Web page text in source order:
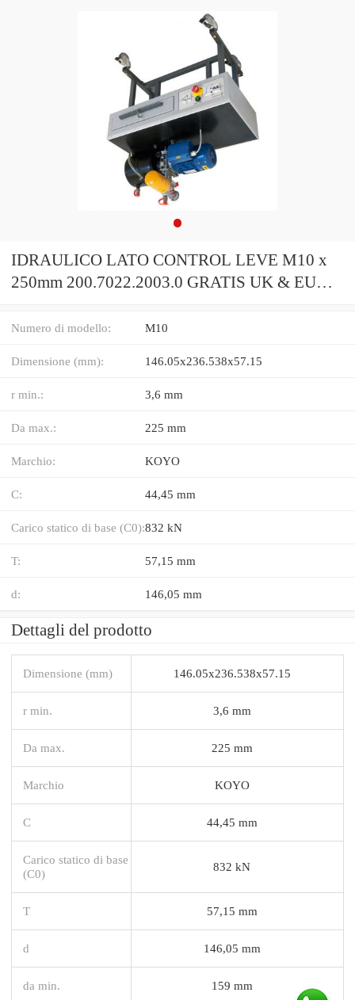
IDRAULICO LATO CONTROL LEVE M10 x
250mm 200.7022.2003.0 GRATIS UK & EU
Numero di modello: M10
Dimensione (mm): 146.05x236.538x57.15
r min.: 3,6 mm
Da max.: 225 mm
Marchio: KOYO
C: 44,45 mm
Carico statico di base (C0):832 kN
T: 57,15 mm
d: 146,05 mm
Dettagli del prodotto
Dimensione (mm) 146.05x236.538x57.15
r min. 3,6 mm
Da max. 225 mm
Marchio KOYO
C 44,45 mm
Carico statico di base
(C0)
832 kN
T 57,15 mm
d 146,05 mm
da min. 159 mm